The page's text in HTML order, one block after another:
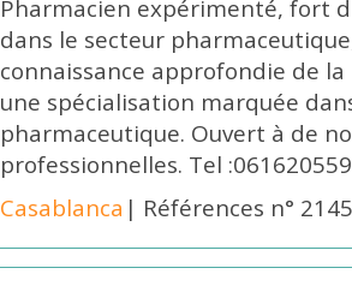
Pharmacien expérimenté, fort
dans le secteur
connaissance approfondie de
une spécialisation marquée
pharmaceutique. Ouvert à de
professionnelles. Tel
Casablanca | Références n°